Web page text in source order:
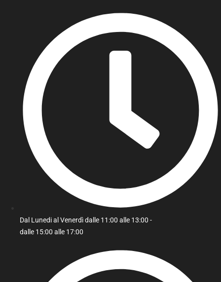
Dal Lunedi al Venerdì dalle 11:00 alle 13:00 -
dalle 15:00 alle 17:00